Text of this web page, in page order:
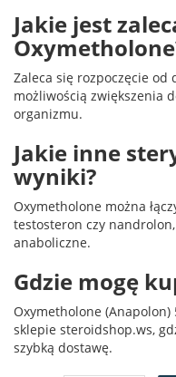
Jakie jest
Zaleca się rozpoczęcie od
możliwością zwiększenia
organizmu.
Jakie inne
wyniki?
Oxymetholone można
testosteron czy
anaboliczne.
Gdzie mogę
Oxymetholone
sklepie steroidshop.ws,
szybką dostawę.